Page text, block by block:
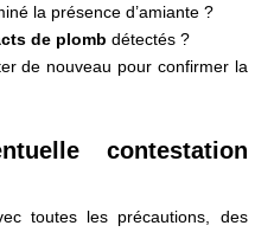
la présence d’amiante ?
de plomb détectés ?
de nouveau pour confirmer la
contestation
toutes les précautions, des